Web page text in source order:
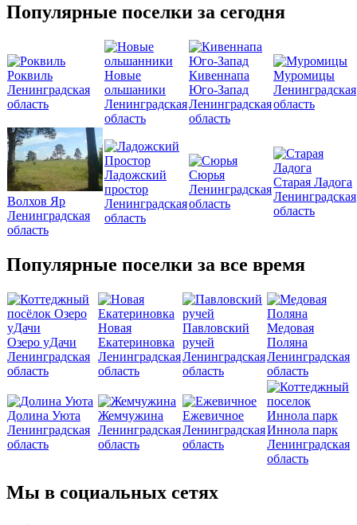
Популярные поселки за сегодня
Роквиль
Ленинградская
область
Новые
ольшаники
Ленинградская
область
Кивеннапа
Юго-Запад
Ленинградская
область
Муромицы
Ленинградская
область
Волхов Яр
Ленинградская
область
Ладожский
простор
Ленинградская
область
Сюрья
Ленинградская
область
Старая Ладога
Ленинградская
область
Популярные поселки за все время
Озеро уДачи
Ленинградская
область
Новая
Екатериновка
Ленинградская
область
Павловский
ручей
Ленинградская
область
Медовая
Поляна
Ленинградская
область
Долина Уюта
Ленинградская
область
Жемчужина
Ленинградская
область
Ежевичное
Ленинградская
область
Иннола парк
Ленинградская
область
Мы в социальных сетях